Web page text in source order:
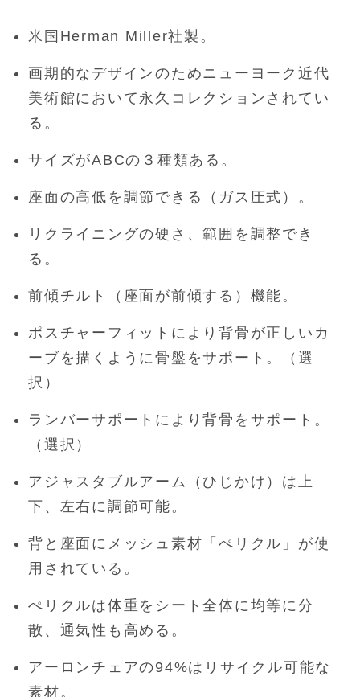
米国Herman Miller社製。
画期的なデザインのためニューヨーク近代
美術館において永久コレクションされてい
る。
サイズがABCの３種類ある。
座面の高低を調節できる（ガス圧式）。
リクライニングの硬さ、範囲を調整でき
る。
前傾チルト（座面が前傾する）機能。
ポスチャーフィットにより背骨が正しいカ
ーブを描くように骨盤をサポート。（選
択）
ランバーサポートにより背骨をサポート。
（選択）
アジャスタブルアーム（ひじかけ）は上
下、左右に調節可能。
背と座面にメッシュ素材「ぺリクル」が使
用されている。
ぺリクルは体重をシート全体に均等に分
散、通気性も高める。
アーロンチェアの94%はリサイクル可能な
素材。